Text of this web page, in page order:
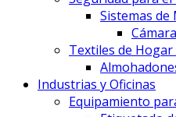
Sistemas
Textiles de
Industrias y Oficinas
Equipamiento